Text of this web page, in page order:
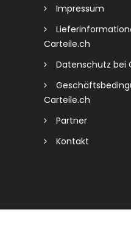
Impressum
Carteile.ch
Datenschutz bei
Carteile.ch
Partner
Kontakt